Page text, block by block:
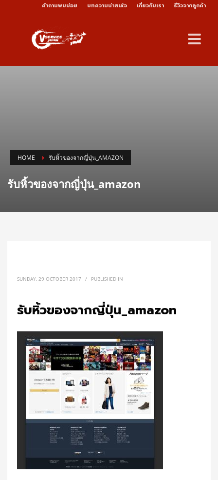
คำถามพบบ่อย บทความน่าสนใจ เกี่ยวกับเรา รีวิวจากลูกค้า
HOME รับหิ้วของจากญี่ปุ่น_AMAZON
รับหิ้วของจากญี่ปุ่น_amazon
SUNDAY, 29 OCTOBER 2017 / PUBLISHED IN
รับหิ้วของจากญี่ปุ่น_amazon